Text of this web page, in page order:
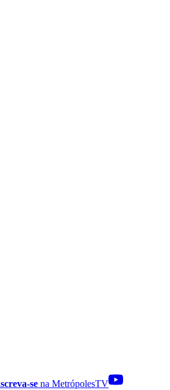
se na MetrópolesTV